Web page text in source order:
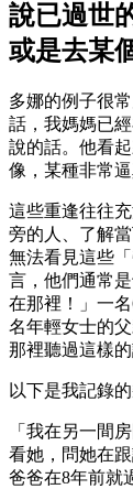
說已過世
或是去某
多娜的例子很
話，我媽媽已
說的話。他看
像，某種非常
這些重逢往往
旁的人、了解
無法看見這些
言，他們通常
在那裡！」一
名年輕女士的
那裡聽過這樣
以下是我記錄
「我在另一間
看她，問她在
爸爸在8年前就